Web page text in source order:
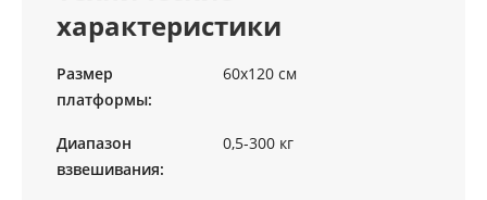
характеристики
Размер
платформы:
60х120 см
Диапазон
взвешивания:
0,5-300 кг